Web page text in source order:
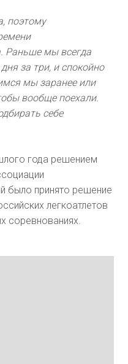
поэтому
Раньше мы всегда
за три, и спокойно
мы заранее или
вообще поехали.
себе
года решением
было принято решение
легкоатлетов
соревнованиях.